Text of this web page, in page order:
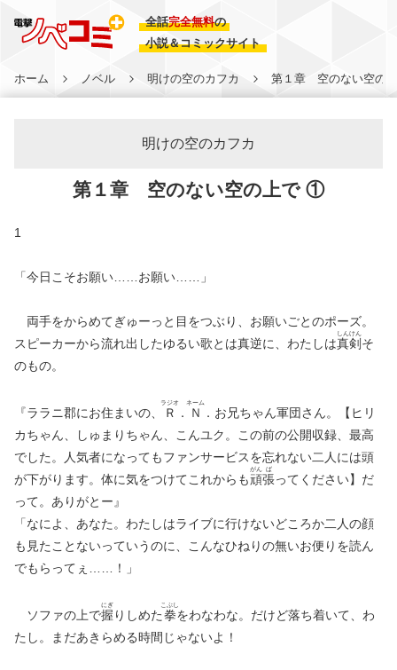
全話完全無料の
小説＆コミックサイト
ホーム ノベル 明けの空のカフカ 第１章 空のない空の
明けの空のカフカ
第１章 空のない空の上で ①
1
「今日こそお願い……お願い……」
両手をからめてぎゅーっと目をつぶり、お願いごとのポーズ。
スピーカーから流れ出したゆるい歌とは真逆に、わたしは真
しん
剣
けん
そ
のもの。
『ララニ郡にお住まいの、 Ｒ
ラジオ
． Ｎ
ネーム
．お兄ちゃん軍団さん。【ヒリ
カちゃん、しゅまりちゃん、こんユク。この前の公開収録、最高
でした。人気者になってもファンサービスを忘れない二人には頭
が下がります。体に気をつけてこれからも頑
がん
張
ば
ってください】だ
って。ありがとー』
「なによ、あなた。わたしはライブに行けないどころか二人の顔
も見たことないっていうのに、こんなひねりの無いお便りを読ん
でもらってぇ……！」
ソファの上で握
にぎ
りしめた拳
こぶし
をわなわな。だけど落ち着いて、わ
たし。まだあきらめる時間じゃないよ！